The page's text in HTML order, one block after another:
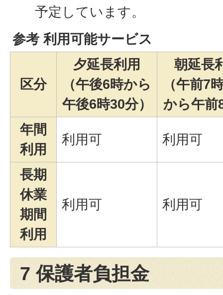
予定しています。
参考 利用可能サービス
区分
夕延長利用
（午後6時から
午後6時30分）
朝延長
（午前7
から午前
年間
利用
利用可 利用可
長期
休業
期間
利用
利用可 利用可
7 保護者負担金